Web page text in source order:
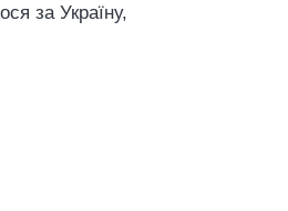
за Україну,